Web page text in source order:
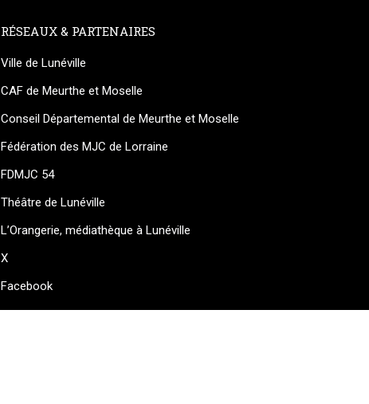
RÉSEAUX & PARTENAIRES
Ville de Lunéville
CAF de Meurthe et Moselle
Conseil Départemental de Meurthe et Moselle
Fédération des MJC de Lorraine
FDMJC 54
Théâtre de Lunéville
L’Orangerie, médiathèque à Lunéville
X
Facebook